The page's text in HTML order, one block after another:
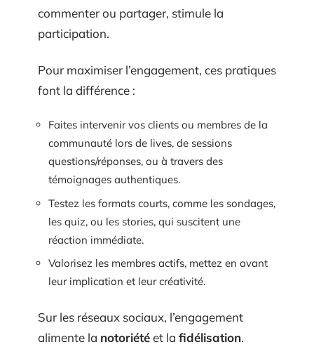
commenter ou partager, stimule la
participation.
Pour maximiser l’engagement, ces pratiques
font la différence :
Faites intervenir vos clients ou membres de la
communauté lors de lives, de sessions
questions/réponses, ou à travers des
témoignages authentiques.
Testez les formats courts, comme les sondages,
les quiz, ou les stories, qui suscitent une
réaction immédiate.
Valorisez les membres actifs, mettez en avant
leur implication et leur créativité.
Sur les réseaux sociaux, l’engagement
alimente la notoriétéet la fidélisation.